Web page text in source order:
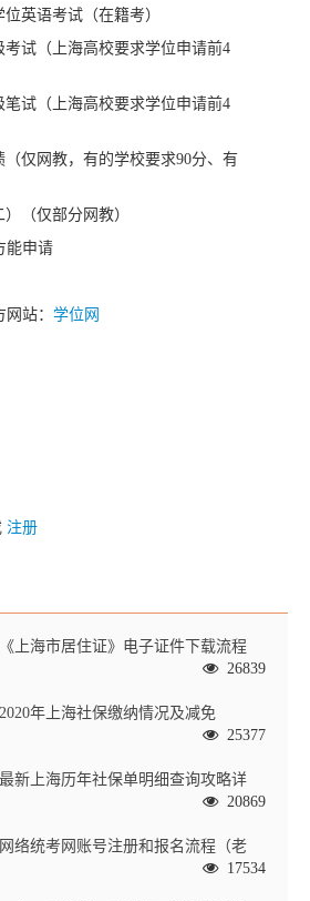
英语考试 （在籍考）
考试 （上海高校要求学位申请前4
笔试 （上海高校要求学位申请前4
仅网教，有的学校要求90分、有
（仅部分网教）
能申请
站： 学位网
注册
《上海市居住证》电子证件下载流程
26839
2020年上海社保缴纳情况及减免
25377
最新上海历年社保单明细查询攻略详
20869
网络统考网账号注册和报名流程（老
17534